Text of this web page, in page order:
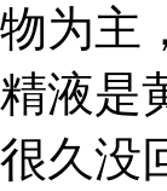
物为主
精液是
很久没